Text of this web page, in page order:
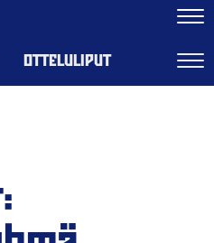
OTTELULIPUT